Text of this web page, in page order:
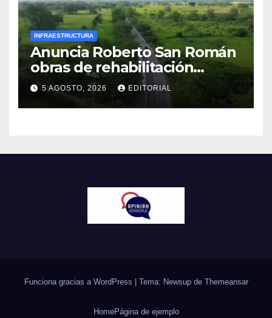
INFRAESTRUCTURA
Anuncia Roberto San Román
obras de rehabilitación
carretera en Tantoyuca
5 AGOSTO, 2026 EDITORIAL
Funciona gracias a WordPress Tema: Newsup de Themeansar
HomePágina de ejemplo